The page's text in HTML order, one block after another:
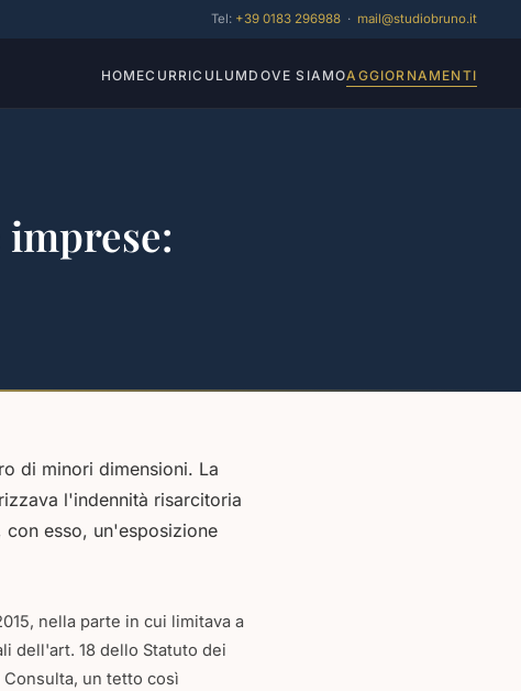
Tel: +39 0183 296988 · mail@studiobruno.it
HOMECURRICULUM DOVE SIAMOAGGIORNAMENTI
di minori dimensioni. La
l'indennità risarcitoria
esso, un'esposizione
nella parte in cui limitava a
dell'art. 18 dello Statuto dei
un tetto così